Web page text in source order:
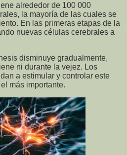
alrededor de 100 000
la mayoría de las cuales se
En las primeras etapas de la
nuevas células cerebrales a
disminuye gradualmente,
ni durante la vejez. Los
a estimular y controlar este
más importante.